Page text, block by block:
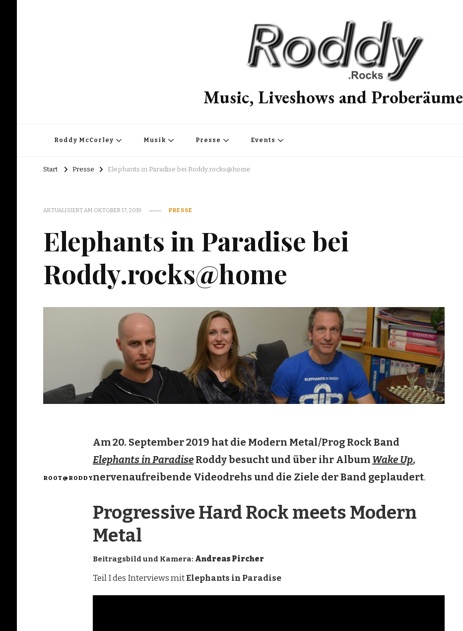
Music, Liveshows and Proberäume
Roddy McCorley Musik Presse Events
Start Presse Elephants in Paradise bei Roddy.rocks@home
AKTUALISIERT AM OKTOBER 17, 2019 PRESSE
Elephants in Paradise bei
Roddy.rocks@home
ROOT@RODDY
Am 20. September 2019 hat die Modern Metal/Prog Rock Band
Elephants in ParadiseRoddy besucht und über ihr Album Wake Up,
nervenaufreibende Videodrehs und die Ziele der Band geplaudert.
Progressive Hard Rock meets Modern
Metal
Beitragsbild und Kamera: Andreas Pircher
Teil I des Interviews mitElephants in Paradise